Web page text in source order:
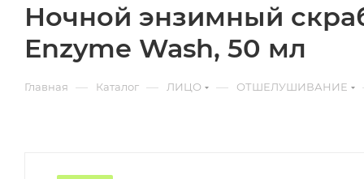
Ночной энзимный
Enzyme Wash, 50 мл
Главная — Каталог — ЛИЦО — ОТШЕЛУШИВАНИЕ